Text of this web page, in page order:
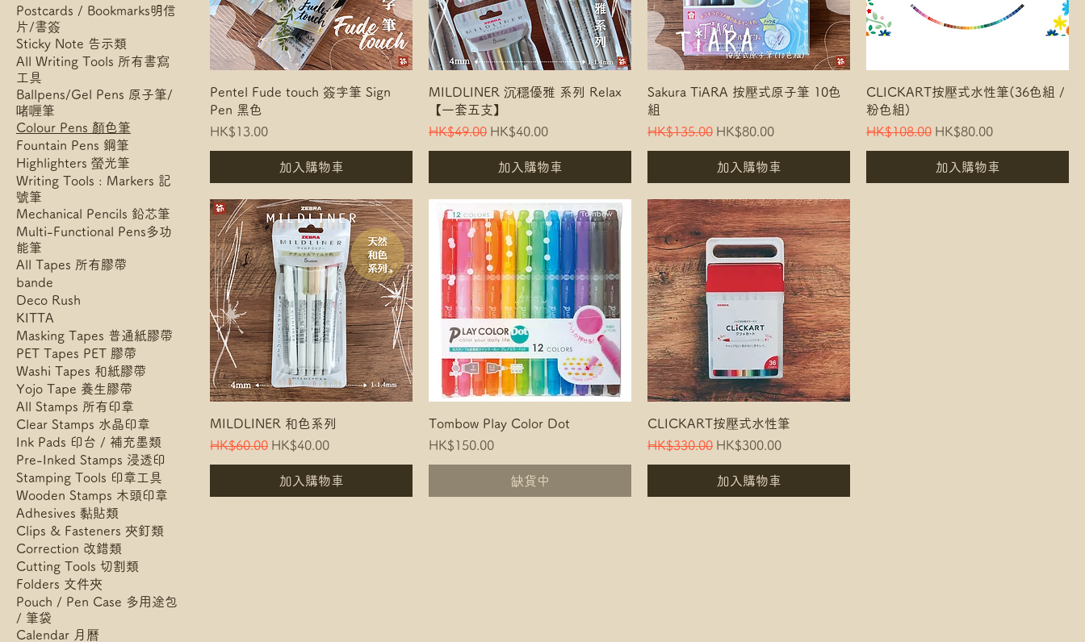
Postcards / Bookmarks明信
片/書簽
Sticky Note 告示類
All Writing Tools 所有書寫
工具
Ballpens/Gel Pens 原子筆/
啫喱筆
Colour Pens 顏色筆
Fountain Pens 鋼筆
Highlighters 螢光筆
Writing Tools : Markers 記
號筆
Mechanical Pencils 鉛芯筆
Multi-Functional Pens多功
能筆
All Tapes 所有膠帶
bande
Deco Rush
KITTA
Masking Tapes 普通紙膠帶
PET Tapes PET 膠帶
Washi Tapes 和紙膠帶
Yojo Tape 養生膠帶
All Stamps 所有印章
Clear Stamps 水晶印章
Ink Pads 印台 / 補充墨類
Pre-Inked Stamps 浸透印
Stamping Tools 印章工具
Wooden Stamps 木頭印章
Adhesives 黏貼類
Clips & Fasteners 夾釘類
Correction 改錯類
Cutting Tools 切割類
Folders 文件夾
Pouch / Pen Case 多用途包
/ 筆袋
Calendar 月曆
Pentel Fude touch 簽字筆 Sign
Pen 黑色
Price
HK$13.00
加入購物車
MILDLINER 沉穩優雅 系列 Relax
【一套五支】
Regular Price
HK$49.00 Sale Price
HK$40.00
加入購物車
Sakura TiARA 按壓式原子筆 10色
組
Regular Price
HK$135.00 Sale Price
HK$80.00
加入購物車
CLICKART按壓式水性筆(36色組 /
粉色組)
Regular Price
HK$108.00 Sale Price
HK$80.00
加入購物車
MILDLINER 和色系列
Regular Price
HK$60.00 Sale Price
HK$40.00
加入購物車
Tombow Play Color Dot
Price
HK$150.00
缺貨中
CLICKART按壓式水性筆
Regular Price
HK$330.00 Sale Price
HK$300.00
加入購物車